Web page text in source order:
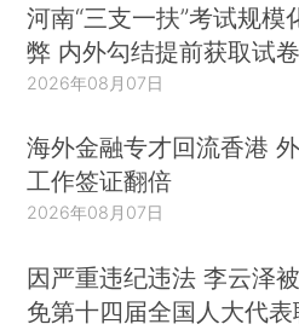
河南“三支一扶”考试规模
弊 内外勾结提前获取试卷
2026年08月07日
海外金融专才回流香港
工作签证翻倍
2026年08月07日
因严重违纪违法 李云泽
免第十四届全国人大代表